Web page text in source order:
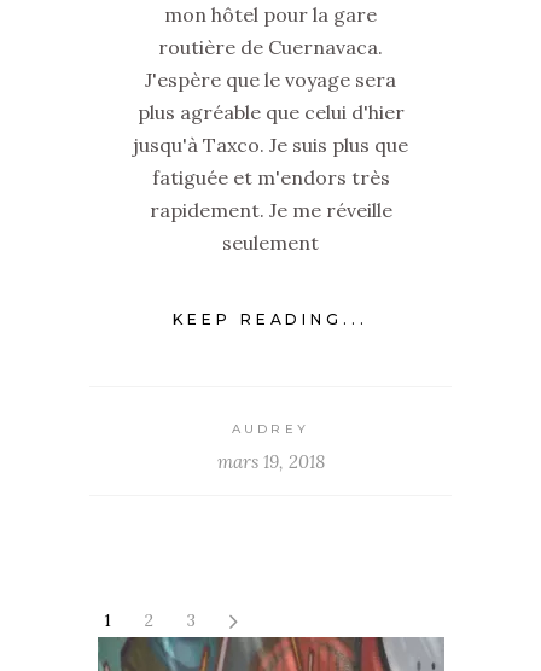
mon hôtel pour la gare
routière de Cuernavaca.
J'espère que le voyage sera
plus agréable que celui d'hier
jusqu'à Taxco. Je suis plus que
fatiguée et m'endors très
rapidement. Je me réveille
seulement
KEEP READING...
AUDREY
mars 19, 2018
1 2 3